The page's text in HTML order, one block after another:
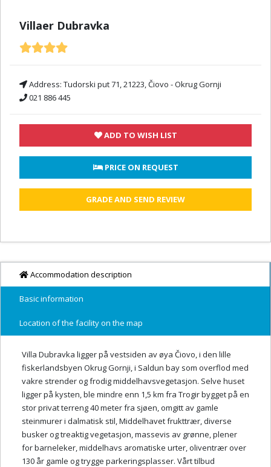
Villaer Dubravka
Address: Tudorski put 71, 21223, Čiovo - Okrug Gornji
021 886 445
ADD TO WISH LIST
PRICE ON REQUEST
GRADE AND SEND REVIEW
Accommodation description
Basic information
Location of the facility on the map
Villa Dubravka ligger på vestsiden av øya Čiovo, i den lille
fiskerlandsbyen Okrug Gornji, i Saldun bay som overflod med
vakre strender og frodig middelhavsvegetasjon. Selve huset
ligger på kysten, ble mindre enn 1,5 km fra Trogir bygget på en
stor privat terreng 40 meter fra sjøen, omgitt av gamle
steinmurer i dalmatisk stil, Middelhavet frukttrær, diverse
busker og treaktig vegetasjon, massevis av grønne, plener
for barneleker, middelhavs aromatiske urter, oliventrær over
130 år gamle og trygge parkeringsplasser. Vårt tilbud